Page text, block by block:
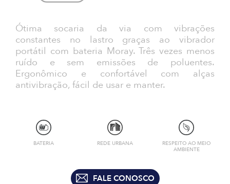
Ótima socaria da via com vibrações
constantes no lastro graças ao vibrador
portátil com bateria Moray. Três vezes menos
ruído e sem emissões de poluentes.
Ergonômico e confortável com alças
antivibração, fácil de usar e manter.
BATERIA REDE URBANA
RESPEITO AO MEIO
AMBIENTE
FALE CONOSCO